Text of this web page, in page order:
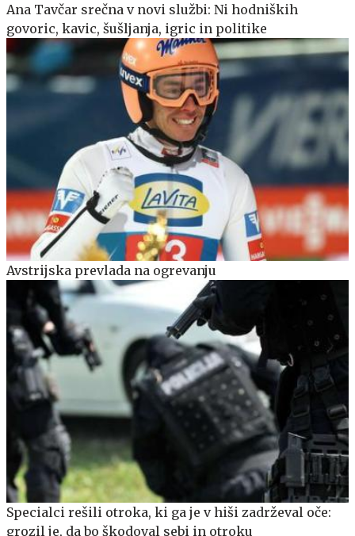
Ana Tavčar srečna v novi službi: Ni hodniških
govoric, kavic, šušljanja, igric in politike
Avstrijska prevlada na ogrevanju
Specialci rešili otroka, ki ga je v hiši zadrževal oče:
grozil je, da bo škodoval sebi in otroku